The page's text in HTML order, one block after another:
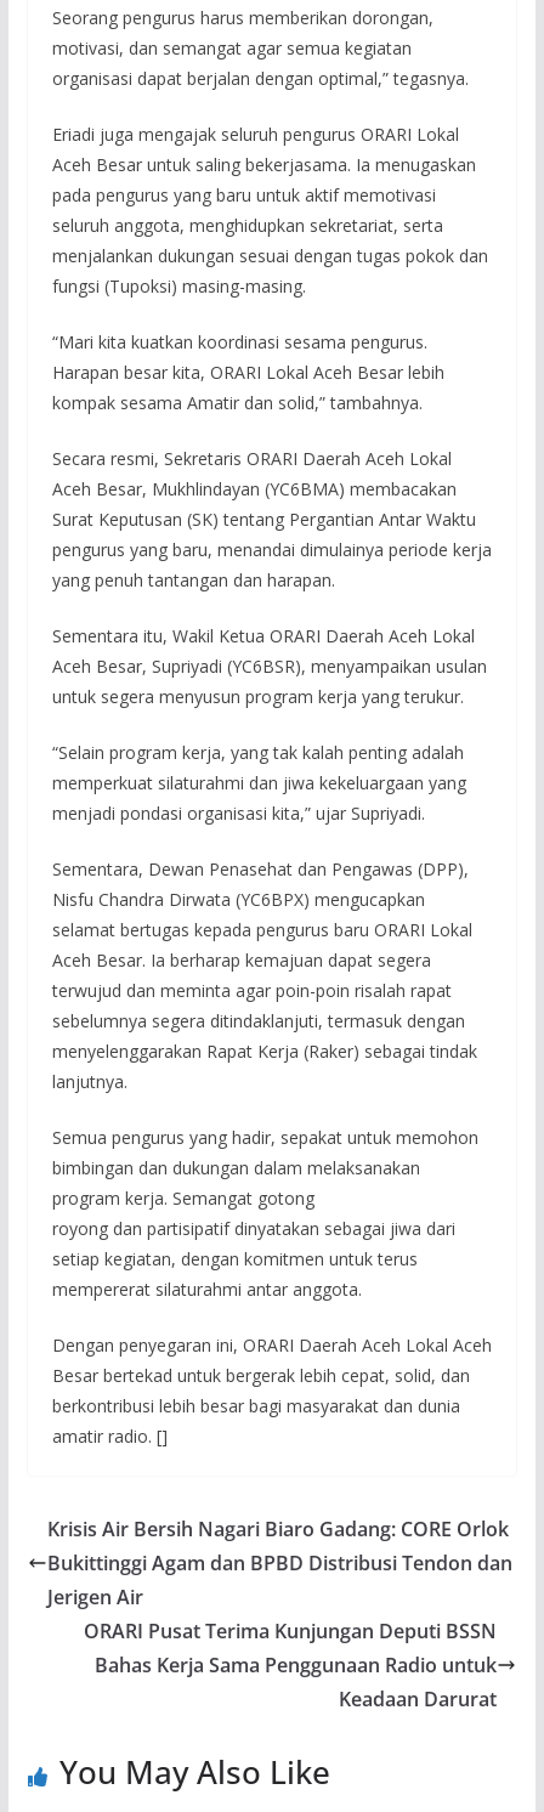
Seorang pengurus harus memberikan dorongan,
motivasi, dan semangat agar semua kegiatan
organisasi dapat berjalan dengan optimal,” tegasnya.
Eriadi juga mengajak seluruh pengurus ORARI Lokal
Aceh Besar untuk saling bekerjasama. Ia menugaskan
pada pengurus yang baru untuk aktif memotivasi
seluruh anggota, menghidupkan sekretariat, serta
menjalankan dukungan sesuai dengan tugas pokok dan
fungsi (Tupoksi) masing-masing.
“Mari kita kuatkan koordinasi sesama pengurus.
Harapan besar kita, ORARI Lokal Aceh Besar lebih
kompak sesama Amatir dan solid,” tambahnya.
Secara resmi, Sekretaris ORARI Daerah Aceh Lokal
Aceh Besar, Mukhlindayan (YC6BMA) membacakan
Surat Keputusan (SK) tentang Pergantian Antar Waktu
pengurus yang baru, menandai dimulainya periode kerja
yang penuh tantangan dan harapan.
Sementara itu, Wakil Ketua ORARI Daerah Aceh Lokal
Aceh Besar, Supriyadi (YC6BSR), menyampaikan usulan
untuk segera menyusun program kerja yang terukur.
“Selain program kerja, yang tak kalah penting adalah
memperkuat silaturahmi dan jiwa kekeluargaan yang
menjadi pondasi organisasi kita,” ujar Supriyadi.
Sementara, Dewan Penasehat dan Pengawas (DPP),
Nisfu Chandra Dirwata (YC6BPX) mengucapkan
selamat bertugas kepada pengurus baru ORARI Lokal
Aceh Besar. Ia berharap kemajuan dapat segera
terwujud dan meminta agar poin-poin risalah rapat
sebelumnya segera ditindaklanjuti, termasuk dengan
menyelenggarakan Rapat Kerja (Raker) sebagai tindak
lanjutnya.
Semua pengurus yang hadir, sepakat untuk memohon
bimbingan dan dukungan dalam melaksanakan
program kerja. Semangat gotong
royong dan partisipatif dinyatakan sebagai jiwa dari
setiap kegiatan, dengan komitmen untuk terus
mempererat silaturahmi antar anggota.
Dengan penyegaran ini, ORARI Daerah Aceh Lokal Aceh
Besar bertekad untuk bergerak lebih cepat, solid, dan
berkontribusi lebih besar bagi masyarakat dan dunia
amatir radio. []
Krisis Air Bersih Nagari Biaro Gadang: CORE Orlok
Bukittinggi Agam dan BPBD Distribusi Tendon dan
Jerigen Air
ORARI Pusat Terima Kunjungan Deputi BSSN
Bahas Kerja Sama Penggunaan Radio untuk
Keadaan Darurat
You May Also Like